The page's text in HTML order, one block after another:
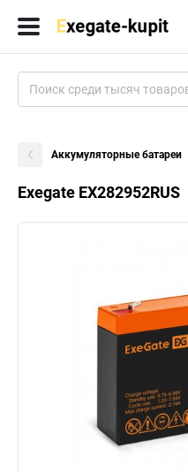
Аккумуляторные батареи
Exegate EX282952RUS